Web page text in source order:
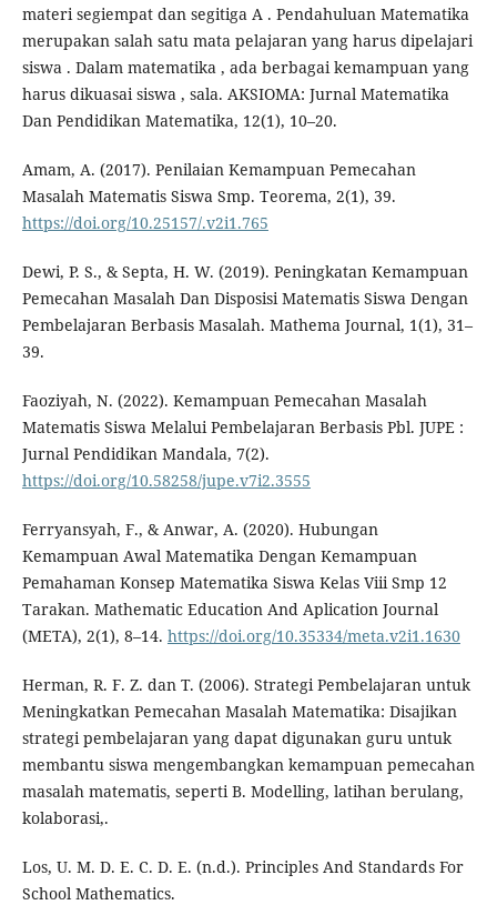
materi segiempat dan segitiga A . Pendahuluan Matematika
merupakan salah satu mata pelajaran yang harus dipelajari
siswa . Dalam matematika , ada berbagai kemampuan yang
harus dikuasai siswa , sala. AKSIOMA: Jurnal Matematika
Dan Pendidikan Matematika, 12(1), 10–20.
Amam, A. (2017). Penilaian Kemampuan Pemecahan
Masalah Matematis Siswa Smp. Teorema, 2(1), 39.
https://doi.org/10.25157/.v2i1.765
Dewi, P. S., & Septa, H. W. (2019). Peningkatan Kemampuan
Pemecahan Masalah Dan Disposisi Matematis Siswa Dengan
Pembelajaran Berbasis Masalah. Mathema Journal, 1(1), 31–
39.
Faoziyah, N. (2022). Kemampuan Pemecahan Masalah
Matematis Siswa Melalui Pembelajaran Berbasis Pbl. JUPE :
Jurnal Pendidikan Mandala, 7(2).
https://doi.org/10.58258/jupe.v7i2.3555
Ferryansyah, F., & Anwar, A. (2020). Hubungan
Kemampuan Awal Matematika Dengan Kemampuan
Pemahaman Konsep Matematika Siswa Kelas Viii Smp 12
Tarakan. Mathematic Education And Aplication Journal
(META), 2(1), 8–14. https://doi.org/10.35334/meta.v2i1.1630
Herman, R. F. Z. dan T. (2006). Strategi Pembelajaran untuk
Meningkatkan Pemecahan Masalah Matematika: Disajikan
strategi pembelajaran yang dapat digunakan guru untuk
membantu siswa mengembangkan kemampuan pemecahan
masalah matematis, seperti B. Modelling, latihan berulang,
kolaborasi,.
Los, U. M. D. E. C. D. E. (n.d.). Principles And Standards For
School Mathematics.